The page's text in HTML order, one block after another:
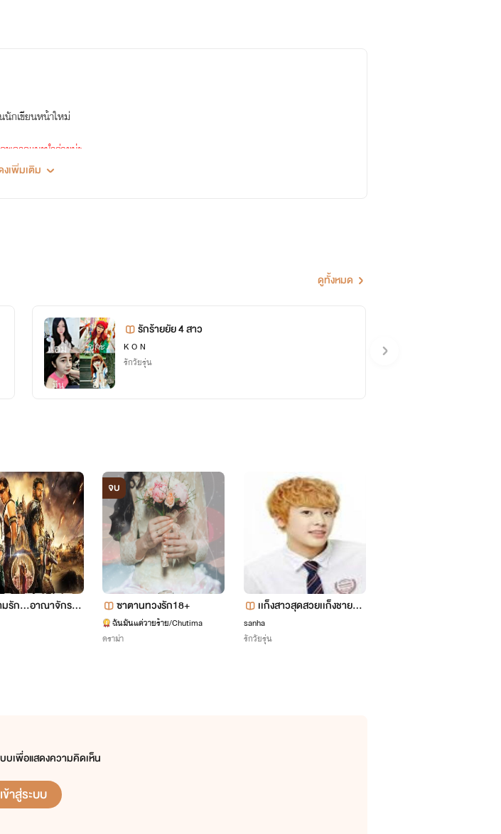
มาเฟียโหดหื่น
ยน่า.เอาเท่ารัยบอกมา"
บนี้ชื่อว่า big nam. ฉันงงกับชื่อผับมาอะไรแปลว่าอะไรพอๆเรื่องนี้มาเข้า
องี้คนมันสวย(หลงตัวเองมากอ่ะ:ไรท์)พอฉันดื่มได้ไม่เท่ารัยก็รู้สึกมึนๆหัวฉัน
กมาหาเฟรอรารี่สุดสวยของฉันเเต่ยังไม่ได้เปิดประตูมันรู้สึกปวดหัวแปลกๆ
งพักซักหน่อยเเต่ต้อง
รดึงเเขนฉันว่ะ
ะพาฉันไปไหน"
วไม่ใช่หรอป่ะ"
"นี่!"
รีใช่ป่ะ งั้นไป"
นักเขียนหน้าใหม่
พลาดเเนะนำด่วยน่ะ
งเพิ่มเติม
ดูทั้งหมด
รักร้ายยัย 4 สาว
K O N
รักวัยรุ่น
มรัก...อาณาจักรสว
จบ
ซาตานทวงรัก18+
ฉันมันแค่วายร้าย/Chutima
ดราม่า
เเก็งสาวสุดสวยเเก็งชายสุด
รัก
sanha
รักวัยรุ่น
บเพื่อแสดงความคิดเห็น
เข้าสู่ระบบ